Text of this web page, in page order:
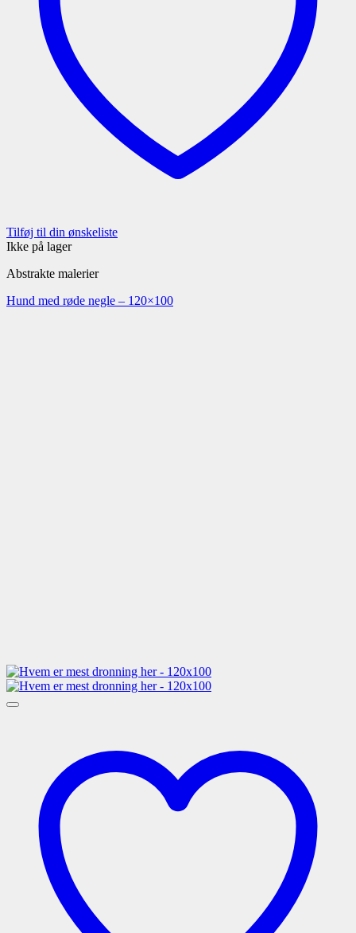
Tilføj til din ønskeliste
Ikke på lager
Abstrakte malerier
Hund med røde negle – 120×100